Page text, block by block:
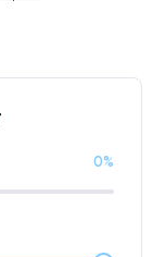
0%